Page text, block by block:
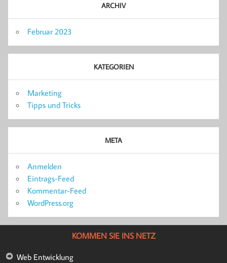
ARCHIV
Februar 2023
KATEGORIEN
Marketing
Tipps und Tricks
META
Anmelden
Eintrags-Feed
Kommentar-Feed
WordPress.org
KOMMEN SIE INS NETZ
Web Entwicklung